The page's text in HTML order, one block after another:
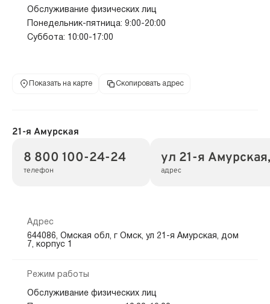
Обслуживание физических лиц
Понедельник-пятница: 9:00-20:00
Суббота: 10:00-17:00
Показать на карте Скопировать адрес
21-я Амурская
8 800 100-24-24
телефон
ул 21-я
адрес
Адрес
644086, Омская обл, г Омск, ул 21-я Амурская, дом
7, корпус 1
Режим работы
Обслуживание физических лиц